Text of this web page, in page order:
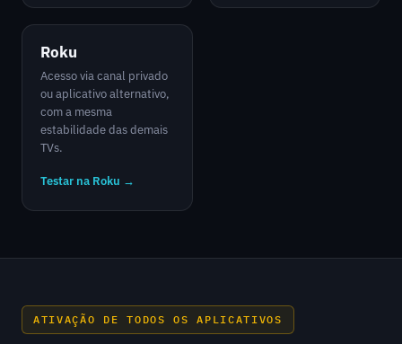
Roku
Acesso via canal privado
ou aplicativo alternativo,
com a mesma
estabilidade das demais
TVs.
Testar na Roku →
ATIVAÇÃO DE TODOS OS APLICATIVOS